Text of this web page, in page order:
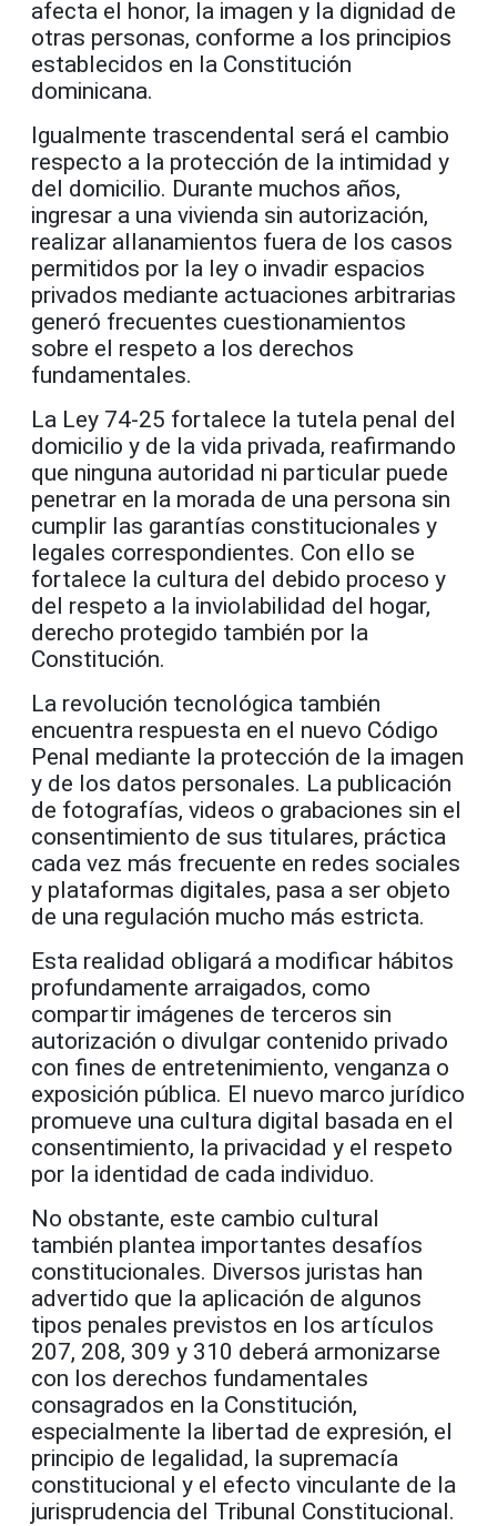
afecta el honor, la imagen y la dignidad de
otras personas, conforme a los principios
establecidos en la Constitución
dominicana.
Igualmente trascendental será el cambio
respecto a la protección de la intimidad y
del domicilio. Durante muchos años,
ingresar a una vivienda sin autorización,
realizar allanamientos fuera de los casos
permitidos por la ley o invadir espacios
privados mediante actuaciones arbitrarias
generó frecuentes cuestionamientos
sobre el respeto a los derechos
fundamentales.
La Ley 74-25 fortalece la tutela penal del
domicilio y de la vida privada, reafirmando
que ninguna autoridad ni particular puede
penetrar en la morada de una persona sin
cumplir las garantías constitucionales y
legales correspondientes. Con ello se
fortalece la cultura del debido proceso y
del respeto a la inviolabilidad del hogar,
derecho protegido también por la
Constitución.
La revolución tecnológica también
encuentra respuesta en el nuevo Código
Penal mediante la protección de la imagen
y de los datos personales. La publicación
de fotografías, videos o grabaciones sin el
consentimiento de sus titulares, práctica
cada vez más frecuente en redes sociales
y plataformas digitales, pasa a ser objeto
de una regulación mucho más estricta.
Esta realidad obligará a modificar hábitos
profundamente arraigados, como
compartir imágenes de terceros sin
autorización o divulgar contenido privado
con fines de entretenimiento, venganza o
exposición pública. El nuevo marco jurídico
promueve una cultura digital basada en el
consentimiento, la privacidad y el respeto
por la identidad de cada individuo.
No obstante, este cambio cultural
también plantea importantes desafíos
constitucionales. Diversos juristas han
advertido que la aplicación de algunos
tipos penales previstos en los artículos
207, 208, 309 y 310 deberá armonizarse
con los derechos fundamentales
consagrados en la Constitución,
especialmente la libertad de expresión, el
principio de legalidad, la supremacía
constitucional y el efecto vinculante de la
jurisprudencia del Tribunal Constitucional.